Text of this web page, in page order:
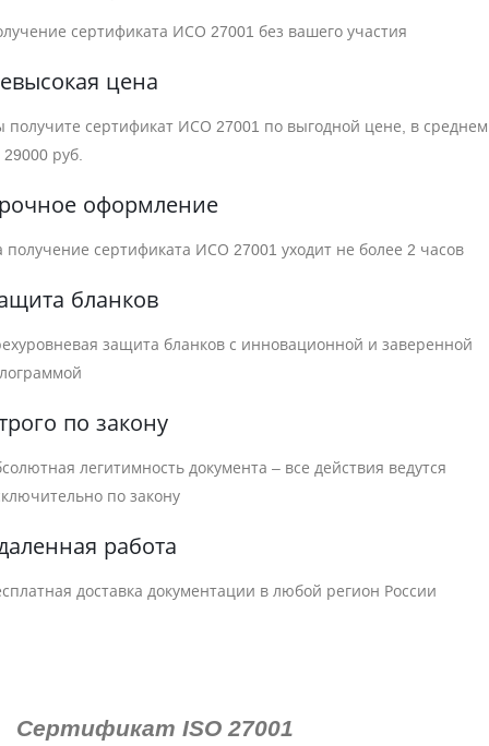
сертификата ИСО 27001 без вашего участия
цена
получите сертификат ИСО 27001 по выгодной цене, в среднем
29000 руб.
оформление
получение сертификата ИСО 27001 уходит не более 2 часов
бланков
защита бланков с инновационной и заверенной
по закону
легитимность документа – все действия ведутся
по закону
работа
доставка документации в любой регион России
Сертификат ISO 27001